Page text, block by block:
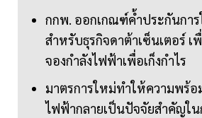
กกพ. ออกเกณฑ์ค้ำประกันการ
สำหรับธุรกิจดาต้าเซ็นเตอร์
จองกำลังไฟฟ้าเพื่อเก็งกำไร
มาตรการใหม่ทำให้ความพร้อ
ไฟฟ้ากลายเป็นปัจจัยสำคัญใน